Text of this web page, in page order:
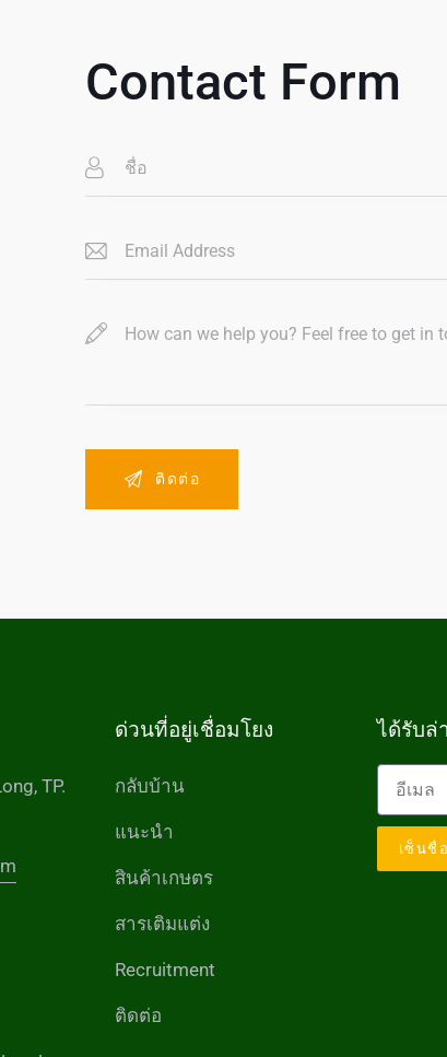
Contact Form
TP.
ด่วนที่อยู่เชื่อมโยง
กลับบ้าน
แนะนำ
สินค้าเกษตร
สารเติมแต่ง
Recruitment
ติดต่อ
ได้รับล่
เซ็นชื่อ